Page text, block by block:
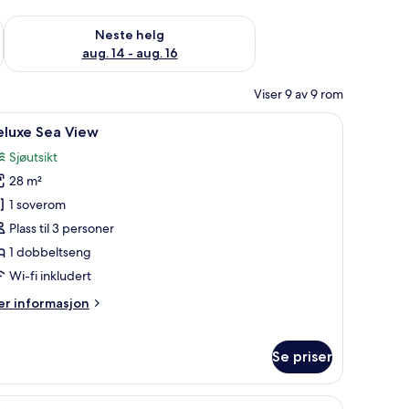
7 - aug. 9
Neste helg
aug. 14 - aug. 16
Sjekk tilgjengelighet for neste helg, aug. 14 - aug. 16
Viser 9 av 9 rom
på rommet og skrivebord Deluxe Sea View | Sengetøy av topp
12 Sea View
Sjøutsikt
28 m²
1 soverom
Plass til 3 personer
1 dobbeltseng
Wi-fi inkludert
informasjon
Se priser
minibar, safe på rommet og skrivebordSuite Ocean View | Sengetøy av topp